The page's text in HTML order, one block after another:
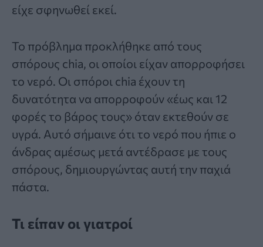
είχε σφηνωθεί εκεί.
Το πρόβλημα προκλήθηκε από τους
σπόρους chia, οι οποίοι είχαν απορροφήσει
το νερό. Οι σπόροι chia έχουν τη
δυνατότητα να απορροφούν «έως και 12
φορές το βάρος τους» όταν εκτεθούν σε
υγρά. Αυτό σήμαινε ότι το νερό που ήπιε ο
άνδρας αμέσως μετά αντέδρασε με τους
σπόρους, δημιουργώντας αυτή την παχιά
πάστα.
Τι είπαν οι γιατροί